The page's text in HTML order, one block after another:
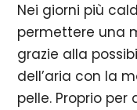
Nei giorni più
permettere una
grazie alla
dell’aria con la
pelle. Proprio